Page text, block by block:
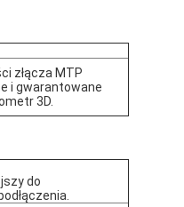
złącza MTP
i gwarantowane
3D.
do